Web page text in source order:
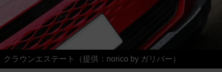
クラウンエステート（提供：norico by ガリバー）